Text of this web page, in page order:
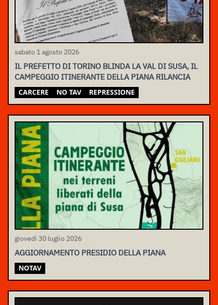
sabato 1 agosto 2026
IL PREFETTO DI TORINO BLINDA LA VAL DI SUSA, IL
CAMPEGGIO ITINERANTE DELLA PIANA RILANCIA
CARCERE NO TAV REPRESSIONE
giovedì 30 luglio 2026
AGGIORNAMENTO PRESIDIO DELLA PIANA
NOTAV